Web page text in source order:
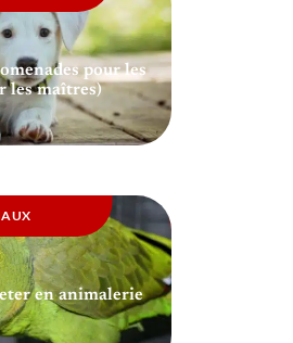
pour les
les maîtres)
en animalerie